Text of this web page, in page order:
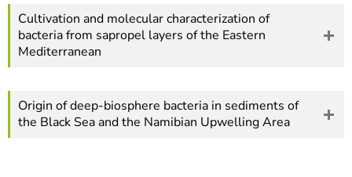
Cultivation and molecular characterization of
bacteria from sapropel layers of the Eastern
Mediterranean
Origin of deep-biosphere bacteria in sediments of
the Black Sea and the Namibian Upwelling Area